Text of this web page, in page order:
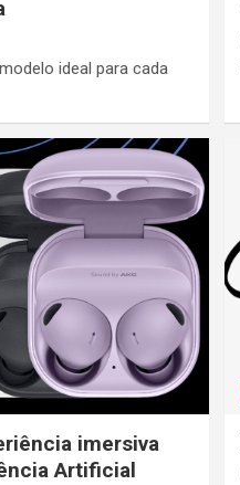
ideal para cada
imersiva
Artificial